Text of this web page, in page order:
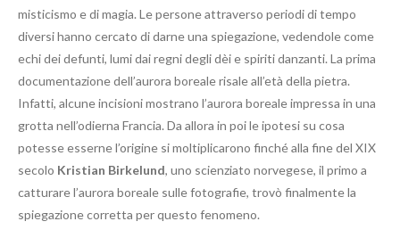
misticismo e di magia. Le persone attraverso periodi di tempo
diversi hanno cercato di darne una spiegazione, vedendole come
echi dei defunti, lumi dai regni degli dèi e spiriti danzanti. La prima
documentazione dell’aurora boreale risale all’età della pietra.
Infatti, alcune incisioni mostrano l’aurora boreale impressa in una
grotta nell’odierna Francia. Da allora in poi le ipotesi su cosa
potesse esserne l’origine si moltiplicarono finché alla fine del XIX
secolo Kristian Birkelund, uno scienziato norvegese, il primo a
catturare l’aurora boreale sulle fotografie, trovò finalmente la
spiegazione corretta per questo fenomeno.